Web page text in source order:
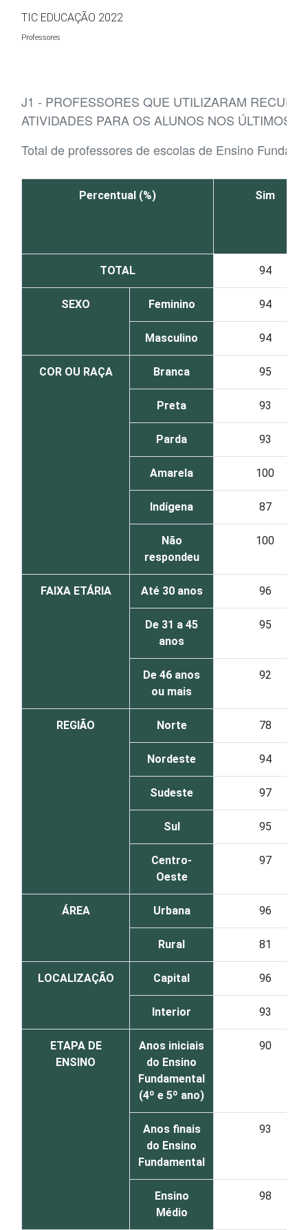
Ir para o conteúdo
TIC EDUCAÇÃO 2022
Professores
J1 - PROFESSORES QUE UTILIZARAM
ATIVIDADES PARA OS ALUNOS NOS ÚLTIMOS
Total de professores de escolas de Ensino
Percentual (%) Sim
TOTAL 94
SEXO Feminino 94
Masculino 94
COR OU RAÇA Branca 95
Preta 93
Parda 93
Amarela 100
Indígena 87
Não
respondeu
100
FAIXA ETÁRIA Até 30 anos 96
De 31 a 45
anos
95
De 46 anos
ou mais
92
REGIÃO Norte 78
Nordeste 94
Sudeste 97
Sul 95
Centro-
Oeste
97
ÁREA Urbana 96
Rural 81
LOCALIZAÇÃO Capital 96
Interior 93
ETAPA DE
ENSINO
Anos iniciais
do Ensino
Fundamental
(4º e 5º ano)
90
Anos finais
do Ensino
Fundamental
93
Ensino
Médio
98